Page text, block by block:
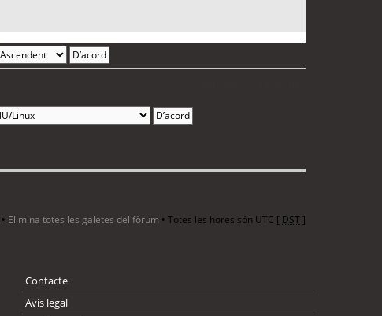
• Elimina totes les galetes del fòrum • Totes les hores són UTC [ DST]
Contacte
Avís legal